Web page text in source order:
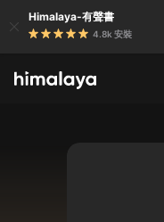
Himalaya-有聲書
4.8k 安裝